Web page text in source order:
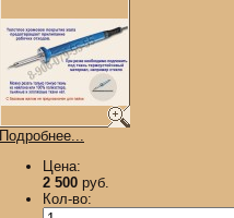
Подробнее...
Цена:
2 500 руб.
Кол-во: